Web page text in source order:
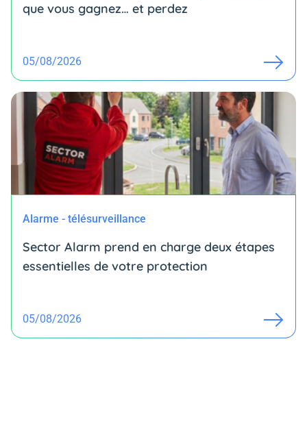
que vous gagnez… et perdez
05/08/2026
Alarme - télésurveillance
Sector Alarm prend en charge deux étapes
essentielles de votre protection
05/08/2026